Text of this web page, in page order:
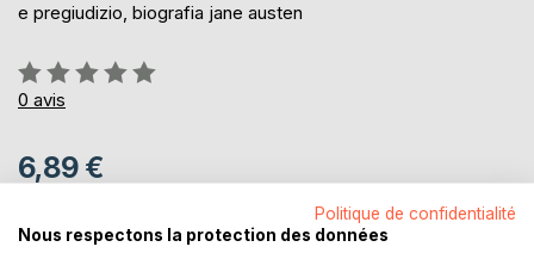
e pregiudizio, biografia jane austen
Évaluation:
0%
0 avis
6,89 €
Politique de confidentialité
Nous respectons la protection des données